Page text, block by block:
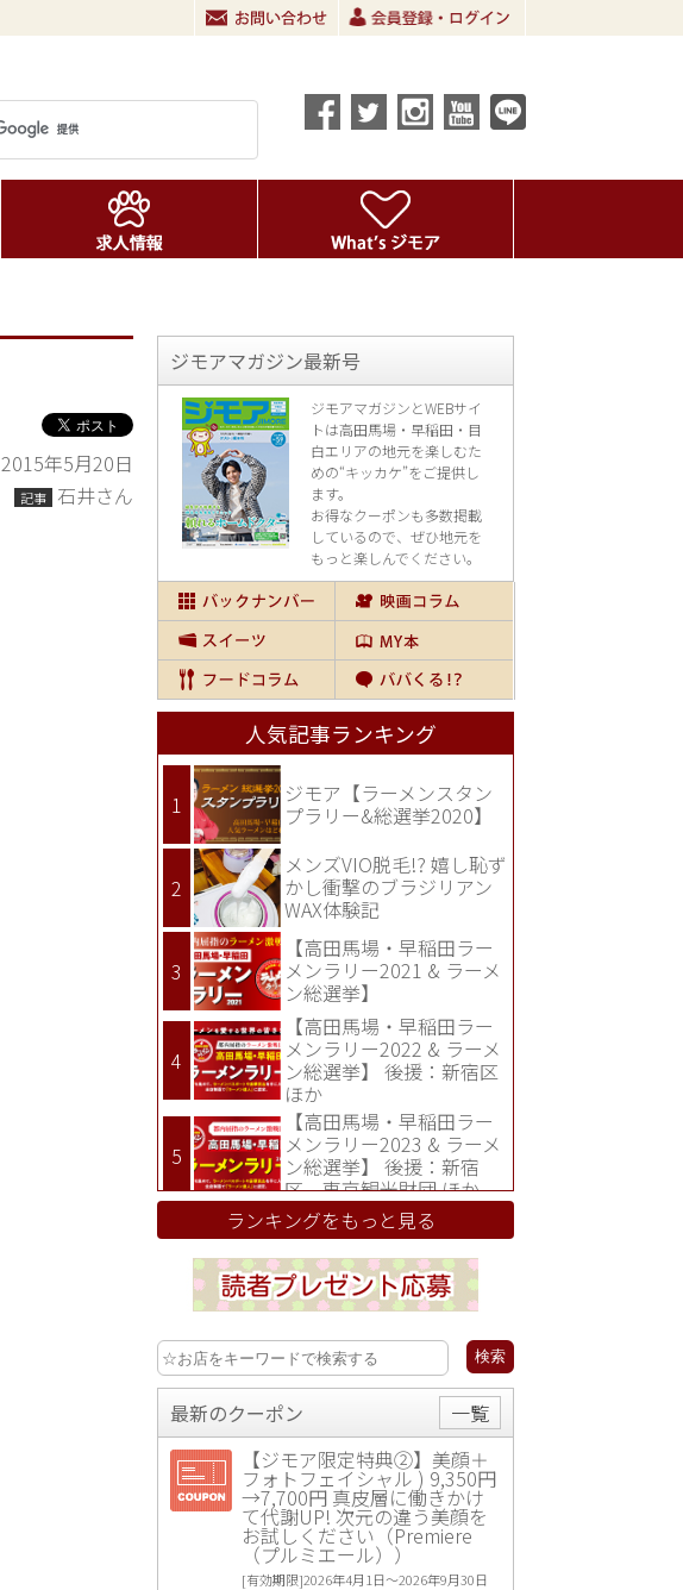
2015年5月20日
記事 石井さん
ジモアマガジン最新号
ジモアマガジンとWEBサイ
トは高田馬場・早稲田・目
白エリアの地元を楽しむた
めの“キッカケ”をご提供し
ます。
お得なクーポンも多数掲載
しているので、 ぜひ地元を
もっと楽しんでください。
人気記事ランキング
ジモア【ラーメンスタン
プラリー&総選挙2020】
メンズVIO脱毛!? 嬉し恥ず
かし衝撃のブラジリアン
WAX体験記
【高田馬場・早稲田ラー
メンラリー2021 & ラーメ
ン総選挙】
【高田馬場・早稲田ラー
メンラリー2022 & ラーメ
ン総選挙】 後援：新宿区
ほか
【高田馬場・早稲田ラー
メンラリー2023 & ラーメ
ン総選挙】 後援：新宿
区、東京観光財団 ほか
ランキングをもっと見る
最新のクーポン
一覧
【ジモア限定特典②】美顔＋
フォトフェイシャル ) 9,350円
→7,700円 真皮層に働きかけ
て代謝UP! 次元の違う美顔を
お試しください（Premiere
（プルミエール））
[有効期限]2026年4月1日〜2026年9月30日